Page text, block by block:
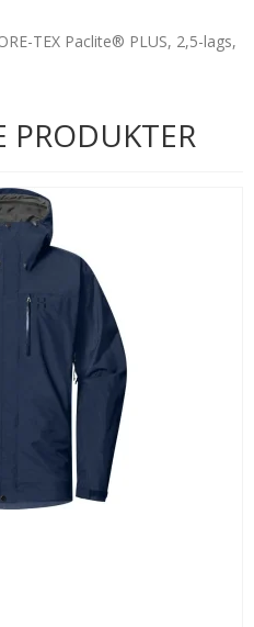
TEX Paclite® PLUS, 2,5-lags,
PRODUKTER